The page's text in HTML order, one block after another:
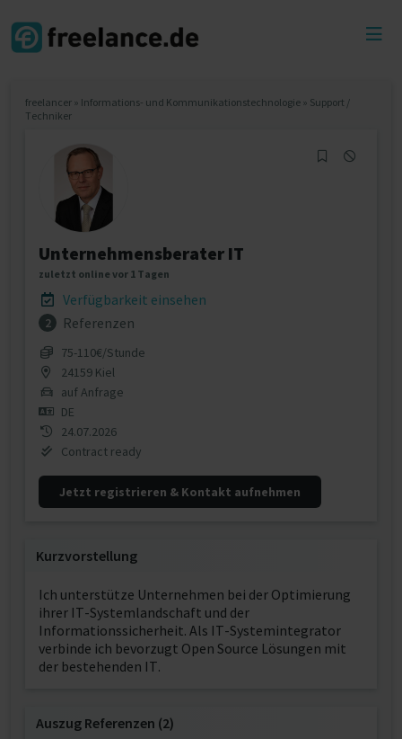
freelancer » Informations- und Kommunikationstechnologie » Support /
Techniker
Unternehmensberater IT
zuletzt online vor 1 Tagen
Verfügbarkeit einsehen
2 Referenzen
75‐110€/Stunde
24159 Kiel
auf Anfrage
DE
24.07.2026
Contract ready
Jetzt registrieren & Kontakt aufnehmen
Kurzvorstellung
Ich unterstütze Unternehmen bei der Optimierung
ihrer IT-Systemlandschaft und der
Informationssicherheit. Als IT-Systemintegrator
verbinde ich bevorzugt Open Source Lösungen mit
der bestehenden IT.
Auszug Referenzen (2)